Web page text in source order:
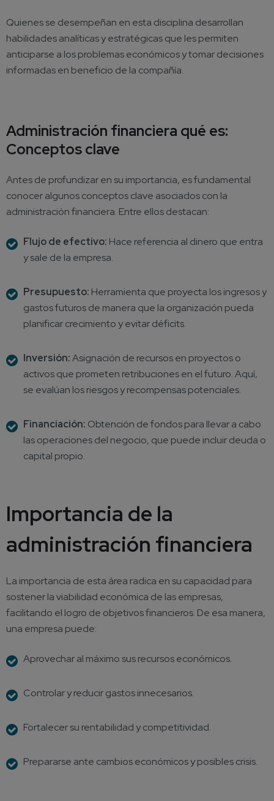
Quienes se desempeñan en esta disciplina desarrollan
habilidades analíticas y estratégicas que les permiten
anticiparse a los problemas económicos y tomar decisiones
informadas en beneficio de la compañía.
Administración financiera qué es:
Conceptos clave
Antes de profundizar en su importancia, es fundamental
conocer algunos conceptos clave asociados con la
administración financiera. Entre ellos destacan:
Flujo de efectivo: Hace referencia al dinero que entra
y sale de la empresa.
Presupuesto: Herramienta que proyecta los ingresos y
gastos futuros de manera que la organización pueda
planificar crecimiento y evitar déficits.
Inversión:Asignación de recursos en proyectos o
activos que prometen retribuciones en el futuro. Aquí,
se evalúan los riesgos y recompensas potenciales.
Financiación: Obtención de fondos para llevar a cabo
las operaciones del negocio, que puede incluir deuda o
capital propio.
Importancia de la
administración financiera
La importancia de esta área radica en su capacidad para
sostener la viabilidad económica de las empresas,
facilitando el logro de objetivos financieros. De esa manera,
una empresa puede:
Aprovechar al máximo sus recursos económicos.
Controlar y reducir gastos innecesarios.
Fortalecer su rentabilidad y competitividad.
Prepararse ante cambios económicos y posibles crisis.